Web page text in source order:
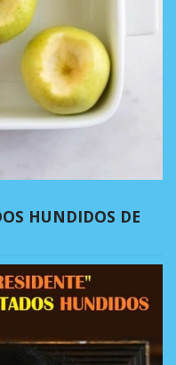
HUNDIDOS DE